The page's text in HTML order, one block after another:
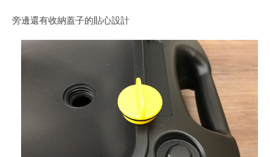
旁邊還有收納蓋子的貼心設計